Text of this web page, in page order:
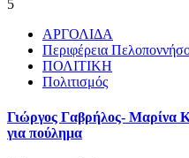
5
ΑΡΓΟΛΙΔΑ
Περιφέρεια
ΠΟΛΙΤΙΚΗ
Πολιτισμός
Γιώργος Γαβρήλος- Μαρίνα
για πούλημα